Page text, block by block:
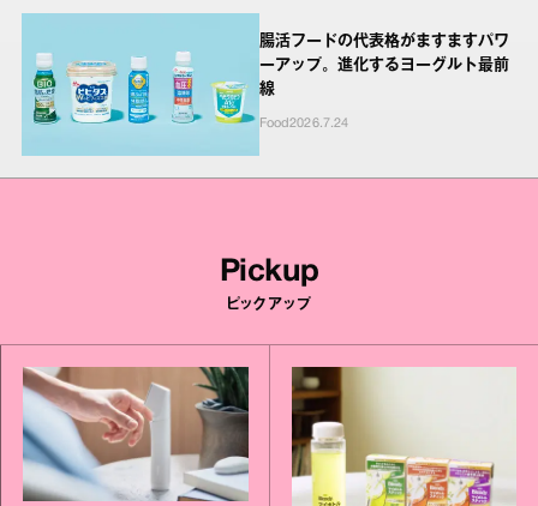
腸活フードの代表格がますますパワ
ーアップ。進化するヨーグルト最前
線
Food2026.7.24
Pickup
ピックアップ